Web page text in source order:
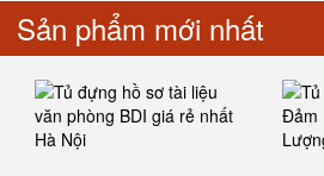
Sản phẩm mới nhất